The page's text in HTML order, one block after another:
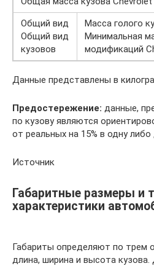
Общий вид
Общий вид
кузовов
Масса голого
Минимальная
модификаций
Данные представлены в
Предостережение: данные,
по кузову являются
от реальных на 15% в одну либо
Источник
Габаритные размеры и
характеристики
Габариты определяют по трем
длина, ширина и высота